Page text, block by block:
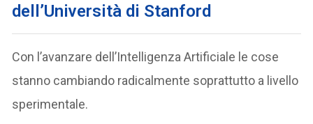
dell’Università di Stanford
Con l’avanzare dell’Intelligenza Artificiale le cose
stanno cambiando radicalmente soprattutto a livello
sperimentale.